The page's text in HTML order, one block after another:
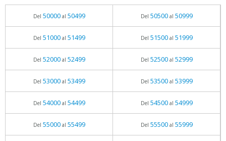
Del 50000al 50499 Del 50500al 50999
Del 51000al 51499 Del 51500al 51999
Del 52000al 52499 Del 52500al 52999
Del 53000al 53499 Del 53500al 53999
Del 54000al 54499 Del 54500al 54999
Del 55000al 55499 Del 55500al 55999